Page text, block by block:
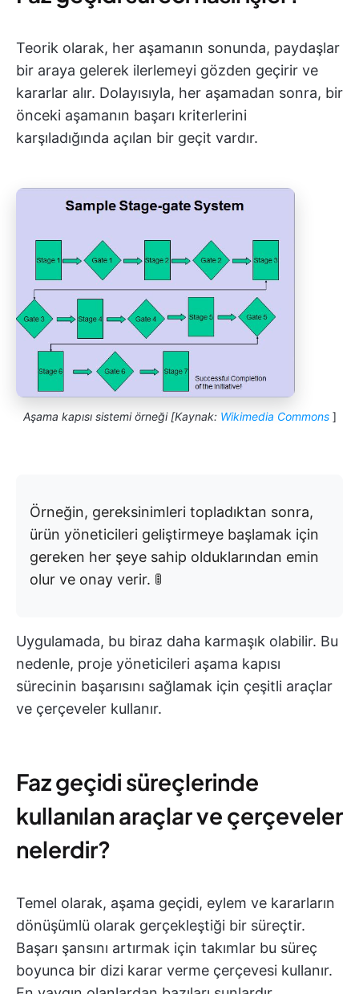
Teorik olarak, her aşamanın sonunda, paydaşlar
bir araya gelerek ilerlemeyi gözden geçirir ve
kararlar alır. Dolayısıyla, her aşamadan sonra, bir
önceki aşamanın başarı kriterlerini
karşıladığında açılan bir geçit vardır.
Aşama kapısı sistemi örneği [Kaynak: Wikimedia Commons]
Örneğin, gereksinimleri topladıktan sonra,
ürün yöneticileri geliştirmeye başlamak için
gereken her şeye sahip olduklarından emin
olur ve onay verir. 🚦
Uygulamada, bu biraz daha karmaşık olabilir. Bu
nedenle, proje yöneticileri aşama kapısı
sürecinin başarısını sağlamak için çeşitli araçlar
ve çerçeveler kullanır.
Faz geçidi süreçlerinde
kullanılan araçlar ve çerçeveler
nelerdir?
Temel olarak, aşama geçidi, eylem ve kararların
dönüşümlü olarak gerçekleştiği bir süreçtir.
Başarı şansını artırmak için takımlar bu süreç
boyunca bir dizi karar verme çerçevesi kullanır.